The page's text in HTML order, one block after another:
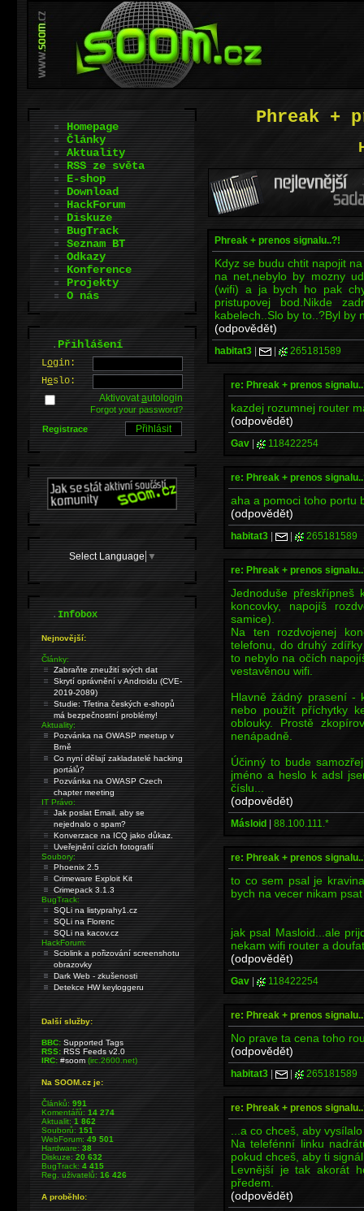
Phreak +
Phreak + prenos signalu..?!
Kdyz se budu chtit napojit
na net,nebylo by mozny
(wifi) a ja bych ho pak
pristupovej bod.Nikde
kabelech..Slo by to..?Byl by
(odpovědět)
habitat3 | | 265181589
re: Phreak + prenos
kazdej rozumnej router
(odpovědět)
Gav | 118422254
re: Phreak + prenos
aha a pomoci toho portu
(odpovědět)
habitat3 | | 265181589
re: Phreak + prenos
Jednoduše přeskřípneš
koncovky, napojíš
samice).
Na ten rozdvojenej
telefonu, do druhý
to nebylo na očích
vestavěnou wifi.
Hlavně žádný prasení -
nebo použít příchytky
oblouky. Prostě
nenápadně.
Účinný to bude
jméno a heslo k adsl
číslu...
(odpovědět)
Másloid | 88.100.111.*
re: Phreak + prenos
to co sem psal je
bych na vecer nikam
jak psal Masloid...ale
nekam wifi router a
(odpovědět)
Gav | 118422254
re: Phreak + prenos
No prave ta cena toho
(odpovědět)
habitat3 | | 265181589
re: Phreak + prenos
...a co chceš, aby
Na telefénní linku
pokud chceš, aby ti
Levnější je tak akorát
předem.
(odpovědět)
Homepage
Články
Aktuality
RSS ze světa
E-shop
Download
HackForum
Diskuze
BugTrack
Seznam BT
Odkazy
Konference
Projekty
O nás
.Přihlášení
Login:
Heslo:
Aktivovatautologin
Forgot your password?
Registrace
Select Language ▼
.Infobox
Nejnovější:
Články:
Zabraňte zneužití svých dat
Skrytí oprávnění v Androidu (CVE-
2019-2089)
Studie: Třetina českých e-shopů
má bezpečnostní problémy!
Aktuality:
Pozvánka na OWASP meetup v
Brně
Co nyní dělají zakladatelé hacking
portálů?
Pozvánka na OWASP Czech
chapter meeting
IT Právo:
Jak poslat Email, aby se
nejednalo o spam?
Konverzace na ICQ jako důkaz.
Uveřejnění cizích fotografií
Soubory:
Phoenix 2.5
Crimeware Exploit Kit
Crimepack 3.1.3
BugTrack:
SQLi na listyprahy1.cz
SQLi na Florenc
SQLi na kacov.cz
HackForum:
Sciolink a pořizování screenshotu
obrazovky
Dark Web - zkušenosti
Detekce HW keyloggeru
Další služby:
BBC: Supported Tags
RSS: RSS Feeds v2.0
IRC: #soom(irc.2600.net)
Na SOOM.cz je:
Článků:991
Komentářů:14 274
Aktualit:1 862
Souborů:151
WebForum:49 501
Hardware:38
Diskuze:20 632
BugTrack:4 415
Reg. uživatelů:16 426
A proběhlo: